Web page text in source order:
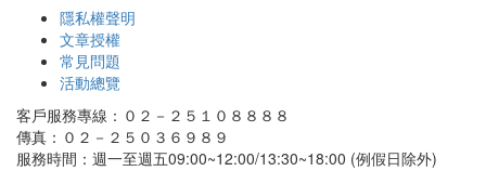
隱私權聲明
文章授權
常見問題
活動總覽
客戶服務專線：０２－２５１０８８８８
傳真：０２－２５０３６９８９
服務時間：週一至週五09:00~12:00/13:30~18:00 (例假日除外)